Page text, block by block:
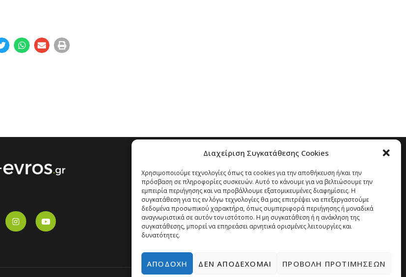
Διαχείριση Συγκατάθεσης Cookies
Χρησιμοποιούμε τεχνολογίες όπως τα cookies για την αποθήκευση ή/και την
πρόσβαση σε πληροφορίες συσκευών. Αυτό το κάνουμε για να βελτιώσουμε την
εμπειρία περιήγησης και να προβάλλουμε εξατομικευμένες διαφημίσεις. Η
συγκατάθεση για τις εν λόγω τεχνολογίες θα μας επιτρέψει να επεξεργαστούμε
δεδομένα προσωπικού χαρακτήρα, όπως συμπεριφορά περιήγησης ή μοναδικά
αναγνωριστικά σε αυτόν τον ιστότοπο. Η μη συγκατάθεση ή η ανάκληση της
συγκατάθεσης, μπορεί να επηρεάσει αρνητικά ορισμένες λειτουργίες και
δυνατότητες.
ΑΠΟΔΟΧΉ ΔΕΝ ΑΠΟΔΈΧΟΜΑΙ ΠΡΟΒΟΛΉ ΠΡΟΤΙΜΉΣΕΩΝ